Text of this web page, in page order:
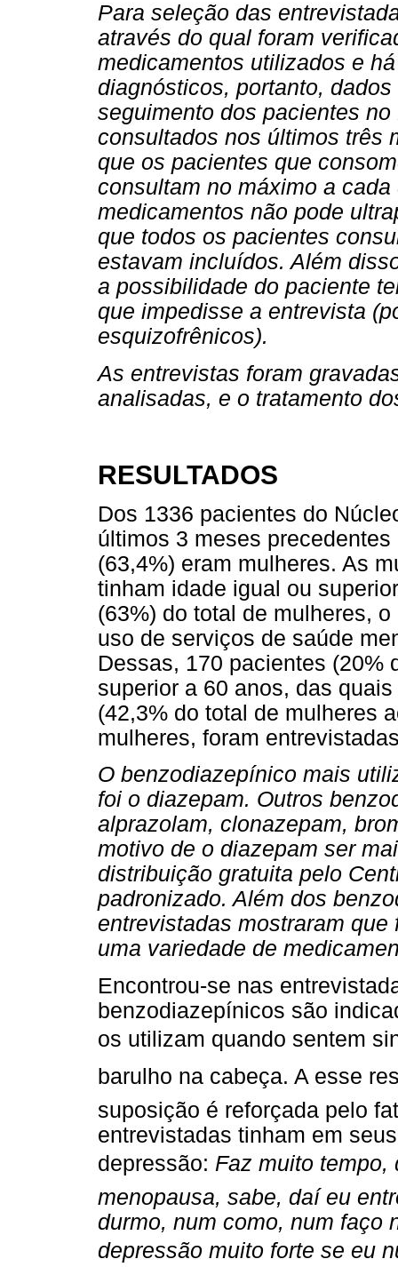
Para seleção das
através do qual foram
medicamentos utilizados e
diagnósticos, portanto,
seguimento dos pacientes
consultados nos últimos três
que os pacientes que
consultam no máximo a
medicamentos não pode
que todos os pacientes
estavam incluídos. Além
a possibilidade do paciente
que impedisse a entrevista
esquizofrênicos).
As entrevistas foram
analisadas, e o tratamento
RESULTADOS
Dos 1336 pacientes do
últimos 3 meses
(63,4%) eram mulheres. As
tinham idade igual ou
(63%) do total de mulheres,
uso de serviços de saúde
Dessas, 170 pacientes (20%
superior a 60 anos, das
(42,3% do total de mulheres
mulheres, foram
O benzodiazepínico mais
foi o diazepam. Outros
alprazolam, clonazepam,
motivo de o diazepam ser
distribuição gratuita pelo
padronizado. Além dos
entrevistadas mostraram
uma variedade de
Encontrou-se nas
benzodiazepínicos são
os utilizam quando sentem
barulho na cabeça. A esse
suposição é reforçada pelo
entrevistadas tinham em
depressão: Faz muito
menopausa, sabe, daí eu
durmo, num como, num faço
depressão muito forte se eu